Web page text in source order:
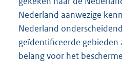
Nederland aanwezige
Nederland
geïdentificeerde gebieden
belang voor het